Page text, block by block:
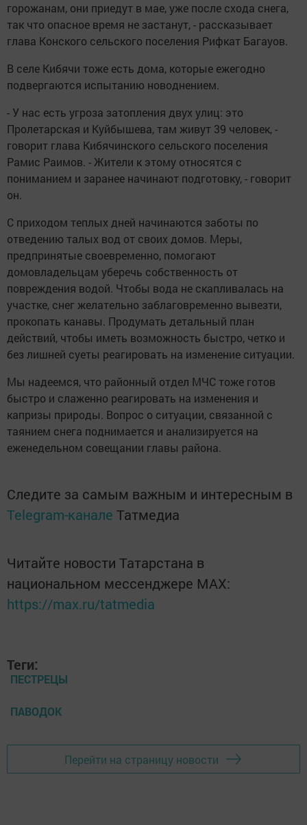
горожанам, они приедут в мае, уже после схода снега,
так что опасное время не застанут, - рассказывает
глава Конского сельского поселения Рифкат Багауов.
В селе Кибячи тоже есть дома, которые ежегодно
подвергаются испытанию новоднением.
- У нас есть угроза затопления двух улиц: это
Пролетарская и Куйбышева, там живут 39 человек, -
говорит глава Кибячинского сельского поселения
Рамис Раимов. - Жители к этому относятся с
пониманием и заранее начинают подготовку, - говорит
он.
С приходом теплых дней начинаются заботы по
отведению талых вод от своих домов. Меры,
предпринятые своевременно, помогают
домовладельцам уберечь собственность от
повреждения водой. Чтобы вода не скапливалась на
участке, снег желательно заблаговременно вывезти,
прокопать канавы. Продумать детальный план
действий, чтобы иметь возможность быстро, четко и
без лишней суеты реагировать на изменение ситуации.
Мы надеемся, что районный отдел МЧС тоже готов
быстро и слаженно реагировать на изменения и
капризы природы. Вопрос о ситуации, связанной с
таянием снега поднимается и анализируется на
еженедельном совещании главы района.
Следите за самым важным и интересным в
Telegram-канале Татмедиа
Читайте новости Татарстана в
национальном мессенджере MАХ:
https://max.ru/tatmedia
Теги:
ПЕСТРЕЦЫ
ПАВОДОК
Перейти на страницу новости